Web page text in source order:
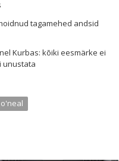
tagamehed andsid
Kurbas: kõiki eesmärke ei
unustata